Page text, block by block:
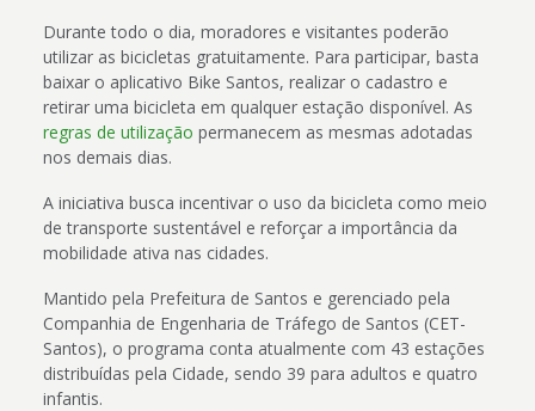
Durante todo o dia, moradores e visitantes poderão
utilizar as bicicletas gratuitamente. Para participar, basta
baixar o aplicativo Bike Santos, realizar o cadastro e
retirar uma bicicleta em qualquer estação disponível. As
regras de utilização permanecem as mesmas adotadas
nos demais dias.
A iniciativa busca incentivar o uso da bicicleta como meio
de transporte sustentável e reforçar a importância da
mobilidade ativa nas cidades.
Mantido pela Prefeitura de Santos e gerenciado pela
Companhia de Engenharia de Tráfego de Santos (CET-
Santos), o programa conta atualmente com 43 estações
distribuídas pela Cidade, sendo 39 para adultos e quatro
infantis.